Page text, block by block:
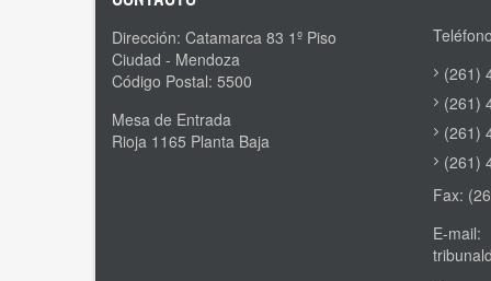
Dirección: Catamarca 83 1º Piso
Ciudad - Mendoza
Código Postal: 5500
Mesa de Entrada
Rioja 1165 Planta Baja
(261)
(261)
(261)
(261)
Fax:
E-mail: